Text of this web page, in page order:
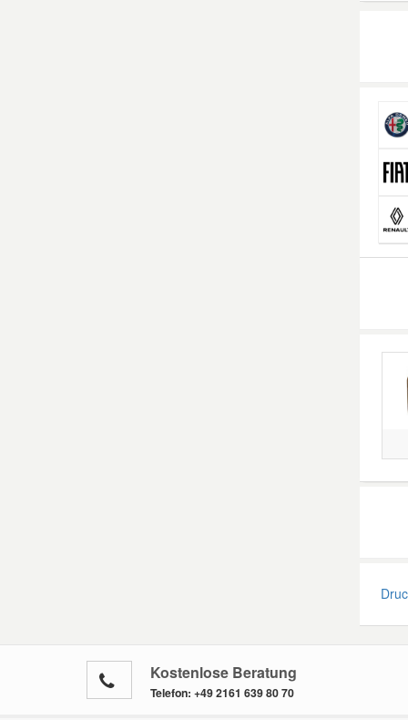
Kostenlose Beratung
Telefon: +49 2161 639 80 70